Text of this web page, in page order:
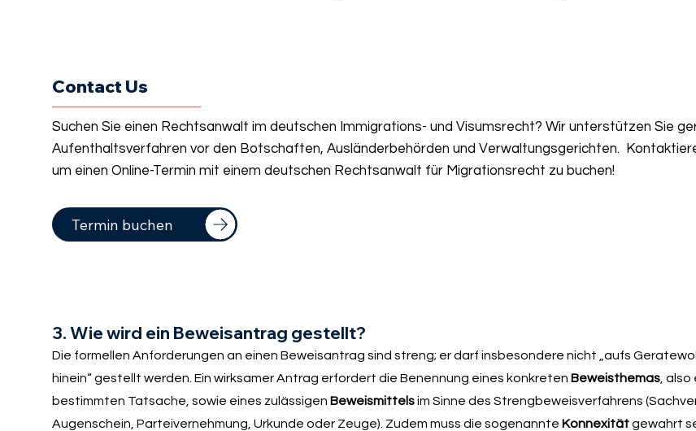
Contact Us
Suchen Sie einen Rechtsanwalt im deutschen Immigrations- und Visumsrecht? Wir unterstützen Sie
Aufenthaltsverfahren vor den Botschaften, Ausländerbehörden und Verwaltungsgerichten.
um einen Online-Termin mit einem deutschen Rechtsanwalt für Migrationsrecht zu buchen!
Termin buchen
3. Wie wird ein Beweisantrag gestellt?
Die formellen Anforderungen an einen Beweisantrag sind streng; er darf insbesondere nicht „aufs
hinein“ gestellt werden. Ein wirksamer Antrag erfordert die Benennung eines konkreten Beweisthemas, also
bestimmten Tatsache, sowie eines zulässigen Beweismittelsim Sinne des Strengbeweisverfahrens
Augenschein, Parteivernehmung, Urkunde oder Zeuge). Zudem muss die sogenannte Konnexitätgewahrt